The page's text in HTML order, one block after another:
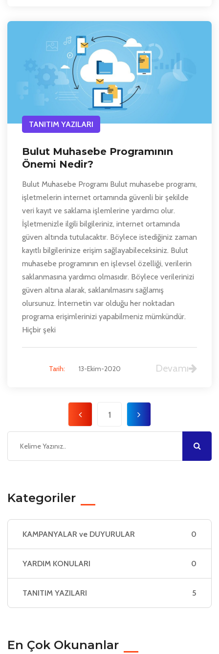
TANITIM YAZILARI
Bulut Muhasebe Programının
Önemi Nedir?
Bulut Muhasebe Programı Bulut muhasebe programı,
işletmelerin internet ortamında güvenli bir şekilde
veri kayıt ve saklama işlemlerine yardımcı olur.
İşletmenizle ilgili bilgileriniz, internet ortamında
güven altında tutulacaktır. Böylece istediğiniz zaman
kayıtlı bilgilerinize erişim sağlayabileceksiniz. Bulut
muhasebe programının en işlevsel özelliği, verilerin
saklanmasına yardımcı olmasıdır. Böylece verilerinizi
güven altına alarak, saklanılmasını sağlamış
olursunuz. İnternetin var olduğu her noktadan
programa erişimlerinizi yapabilmeniz mümkündür.
Hiçbir şeki
Tarih: 13-Ekim-2020 Devamı
1
Kategoriler
KAMPANYALAR ve DUYURULAR 0
YARDIM KONULARI 0
TANITIM YAZILARI 5
En Çok Okunanlar